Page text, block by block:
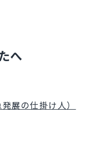
へ
展の仕掛け人）